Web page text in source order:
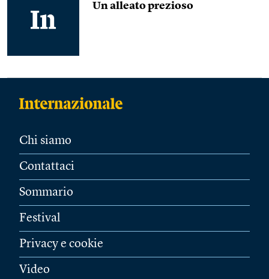
Un alleato prezioso
Chi siamo
Contattaci
Sommario
Festival
Privacy e cookie
Video